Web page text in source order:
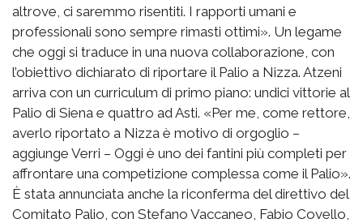
altrove, ci saremmo risentiti. I rapporti umani e
professionali sono sempre rimasti ottimi». Un legame
che oggi si traduce in una nuova collaborazione, con
l’obiettivo dichiarato di riportare il Palio a Nizza. Atzeni
arriva con un curriculum di primo piano: undici vittorie al
Palio di Siena e quattro ad Asti. «Per me, come rettore,
averlo riportato a Nizza è motivo di orgoglio –
aggiunge Verri – Oggi è uno dei fantini più completi per
affrontare una competizione complessa come il Palio».
È stata annunciata anche la riconferma del direttivo del
Comitato Palio, con Stefano Vaccaneo, Fabio Covello,